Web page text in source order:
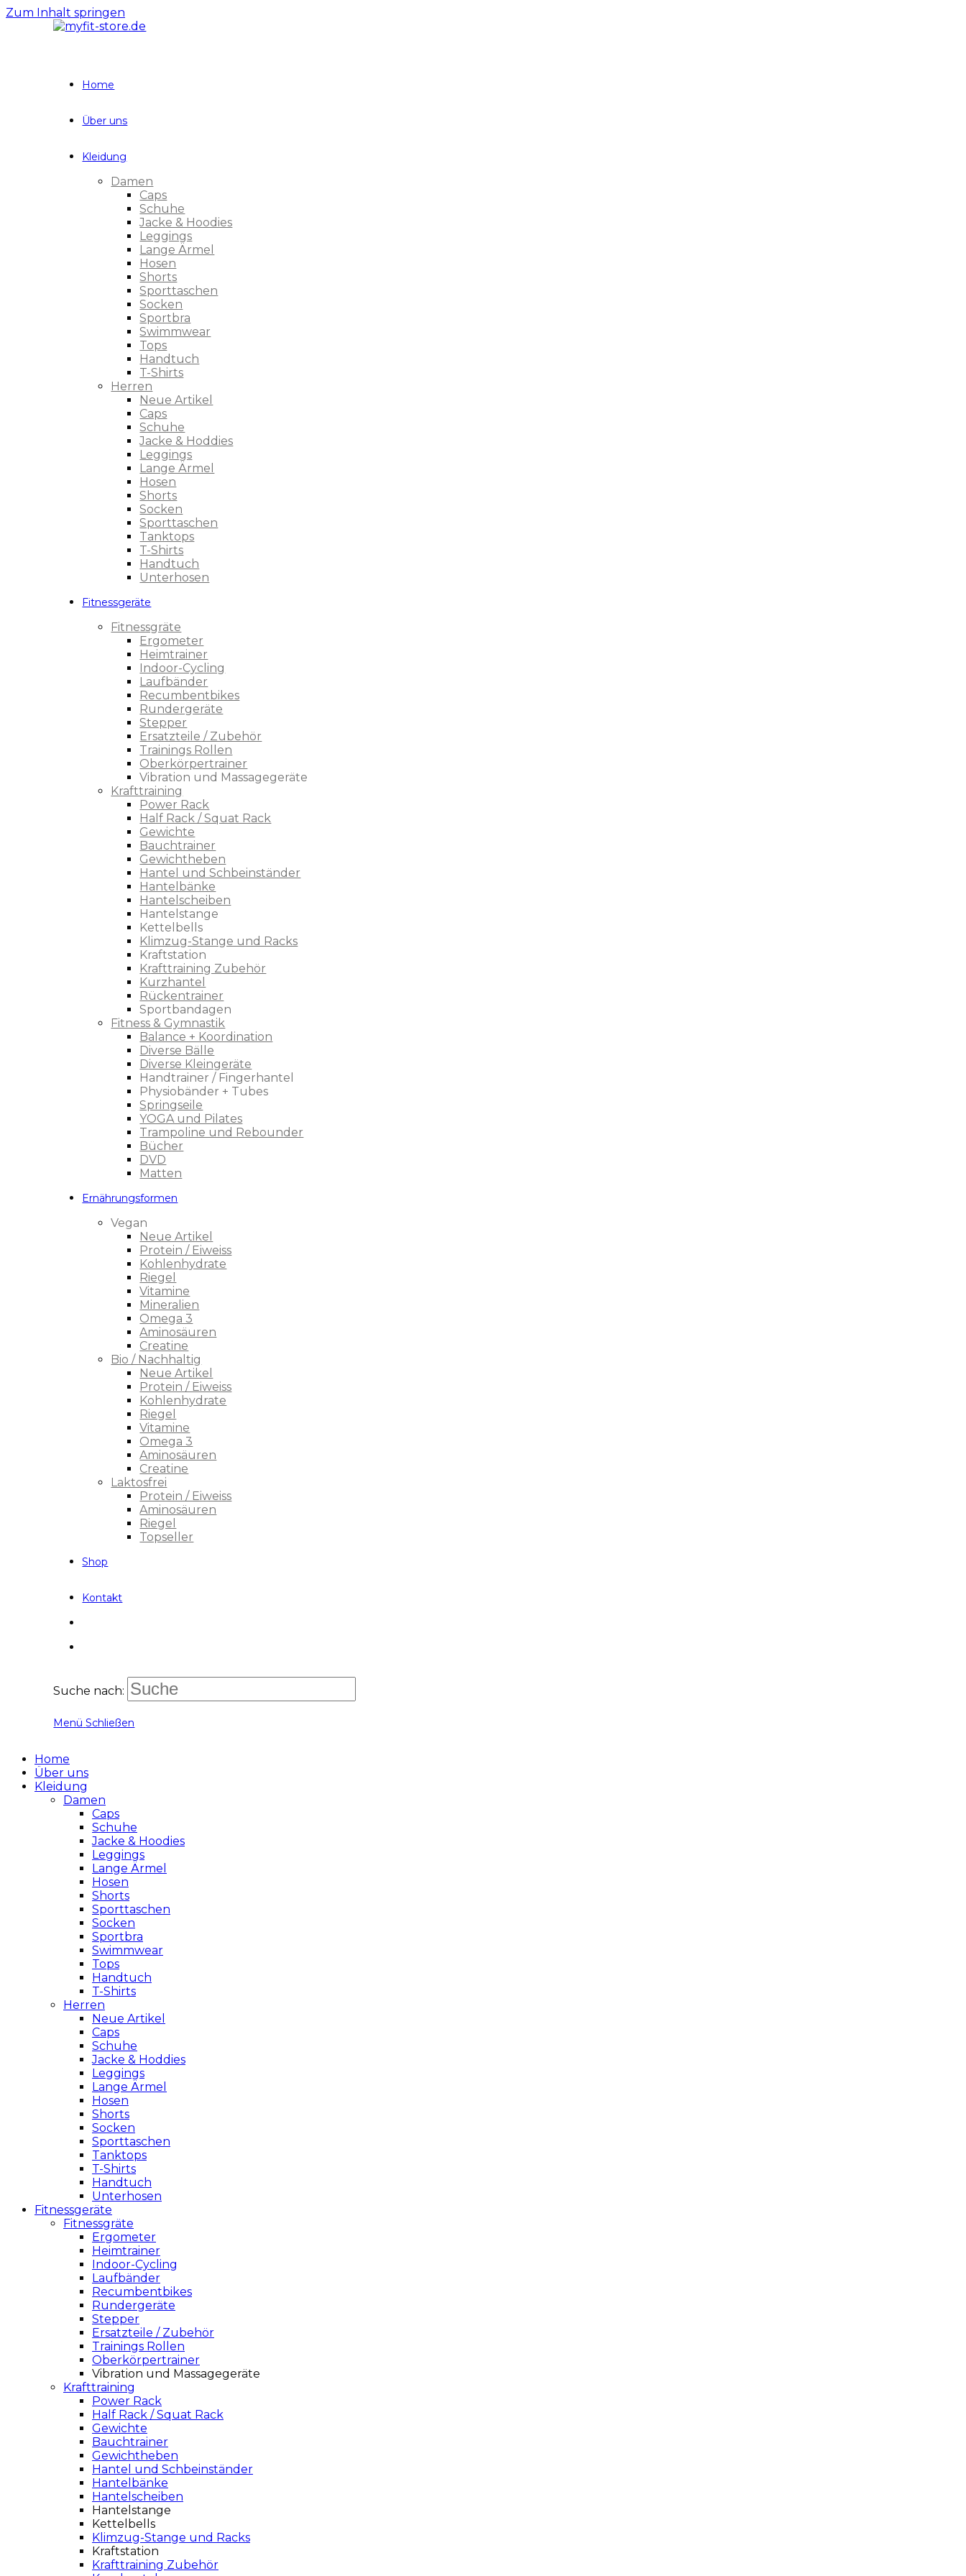
Zum Inhalt springen
Home
Über uns
Kleidung
Damen
Caps
Schuhe
Jacke & Hoodies
Leggings
Lange Ärmel
Hosen
Shorts
Sporttaschen
Socken
Sportbra
Swimmwear
Tops
Handtuch
T-Shirts
Herren
Neue Artikel
Caps
Schuhe
Jacke & Hoddies
Leggings
Lange Ärmel
Hosen
Shorts
Socken
Sporttaschen
Tanktops
T-Shirts
Handtuch
Unterhosen
Fitnessgeräte
Fitnessgräte
Ergometer
Heimtrainer
Indoor-Cycling
Laufbänder
Recumbentbikes
Rundergeräte
Stepper
Ersatzteile / Zubehör
Trainings Rollen
Oberkörpertrainer
Vibration und Massagegeräte
Krafttraining
Power Rack
Half Rack / Squat Rack
Gewichte
Bauchtrainer
Gewichtheben
Hantel und Schbeinständer
Hantelbänke
Hantelscheiben
Hantelstange
Kettelbells
Klimzug-Stange und Racks
Kraftstation
Krafttraining Zubehör
Kurzhantel
Rückentrainer
Sportbandagen
Fitness & Gymnastik
Balance + Koordination
Diverse Bälle
Diverse Kleingeräte
Handtrainer / Fingerhantel
Physiobänder + Tubes
Springseile
YOGA und Pilates
Trampoline und Rebounder
Bücher
DVD
Matten
Ernährungsformen
Vegan
Neue Artikel
Protein / Eiweiss
Kohlenhydrate
Riegel
Vitamine
Mineralien
Omega 3
Aminosäuren
Creatine
Bio / Nachhaltig
Neue Artikel
Protein / Eiweiss
Kohlenhydrate
Riegel
Vitamine
Omega 3
Aminosäuren
Creatine
Laktosfrei
Protein / Eiweiss
Aminosäuren
Riegel
Topseller
Shop
Kontakt
Suche nach:
Menü Schließen
Home
Über uns
Kleidung
Damen
Caps
Schuhe
Jacke & Hoodies
Leggings
Lange Ärmel
Hosen
Shorts
Sporttaschen
Socken
Sportbra
Swimmwear
Tops
Handtuch
T-Shirts
Herren
Neue Artikel
Caps
Schuhe
Jacke & Hoddies
Leggings
Lange Ärmel
Hosen
Shorts
Socken
Sporttaschen
Tanktops
T-Shirts
Handtuch
Unterhosen
Fitnessgeräte
Fitnessgräte
Ergometer
Heimtrainer
Indoor-Cycling
Laufbänder
Recumbentbikes
Rundergeräte
Stepper
Ersatzteile / Zubehör
Trainings Rollen
Oberkörpertrainer
Vibration und Massagegeräte
Krafttraining
Power Rack
Half Rack / Squat Rack
Gewichte
Bauchtrainer
Gewichtheben
Hantel und Schbeinständer
Hantelbänke
Hantelscheiben
Hantelstange
Kettelbells
Klimzug-Stange und Racks
Kraftstation
Krafttraining Zubehör